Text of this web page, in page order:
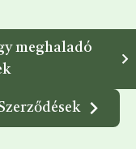
meghaladó